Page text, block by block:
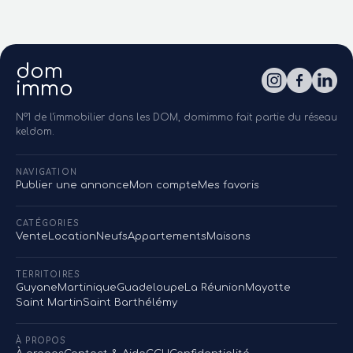
dom
immo
N°1 de l'immobilier dans les DOM, domimmo fait partie du réseau
keldom.
NAVIGATION
Publier une annonceMon compteMes favoris
CATÉGORIES
Vente LocationNeufsAppartementsMaisons
TERRITOIRES
GuyaneMartiniqueGuadeloupe La RéunionMayotte
Saint MartinSaint Barthélémy
À PROPOS